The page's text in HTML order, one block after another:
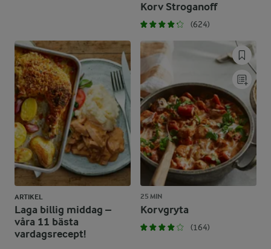
Korv Stroganoff
(624)
ARTIKEL
Laga billig middag –
våra 11 bästa
vardagsrecept!
25 MIN
Korvgryta
(164)